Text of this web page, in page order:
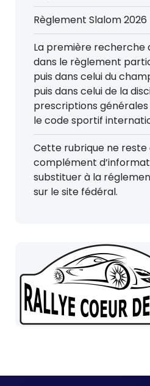
Règlement Slalom 2026
La première recherche
dans le règlement
puis dans celui du
puis dans celui de la
prescriptions générales
le code sportif
Cette rubrique ne reste
complément
substituer à la
sur le site fédéral.